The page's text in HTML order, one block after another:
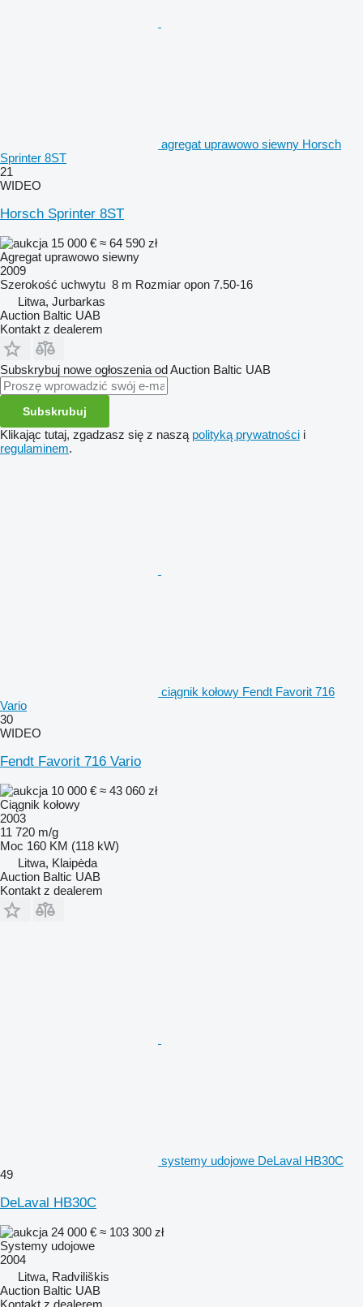
agregat uprawowo siewny Horsch
Sprinter 8ST
21
WIDEO
Horsch Sprinter 8ST
15 000 € ≈ 64 590 zł
Agregat uprawowo siewny
2009
Szerokość uchwytu 8 m Rozmiar opon 7.50-16
Litwa, Jurbarkas
Auction Baltic UAB
Kontakt z dealerem
Subskrybuj nowe ogłoszenia od Auction Baltic UAB
Subskrubuj
Klikając tutaj, zgadzasz się z naszą polityką prywatności i
regulaminem.
ciągnik kołowy Fendt Favorit 716
Vario
30
WIDEO
Fendt Favorit 716 Vario
10 000 € ≈ 43 060 zł
Ciągnik kołowy
2003
11 720 m/g
Moc 160 KM (118 kW)
Litwa, Klaipėda
Auction Baltic UAB
Kontakt z dealerem
systemy udojowe DeLaval HB30C
49
DeLaval HB30C
24 000 € ≈ 103 300 zł
Systemy udojowe
2004
Litwa, Radviliškis
Auction Baltic UAB
Kontakt z dealerem